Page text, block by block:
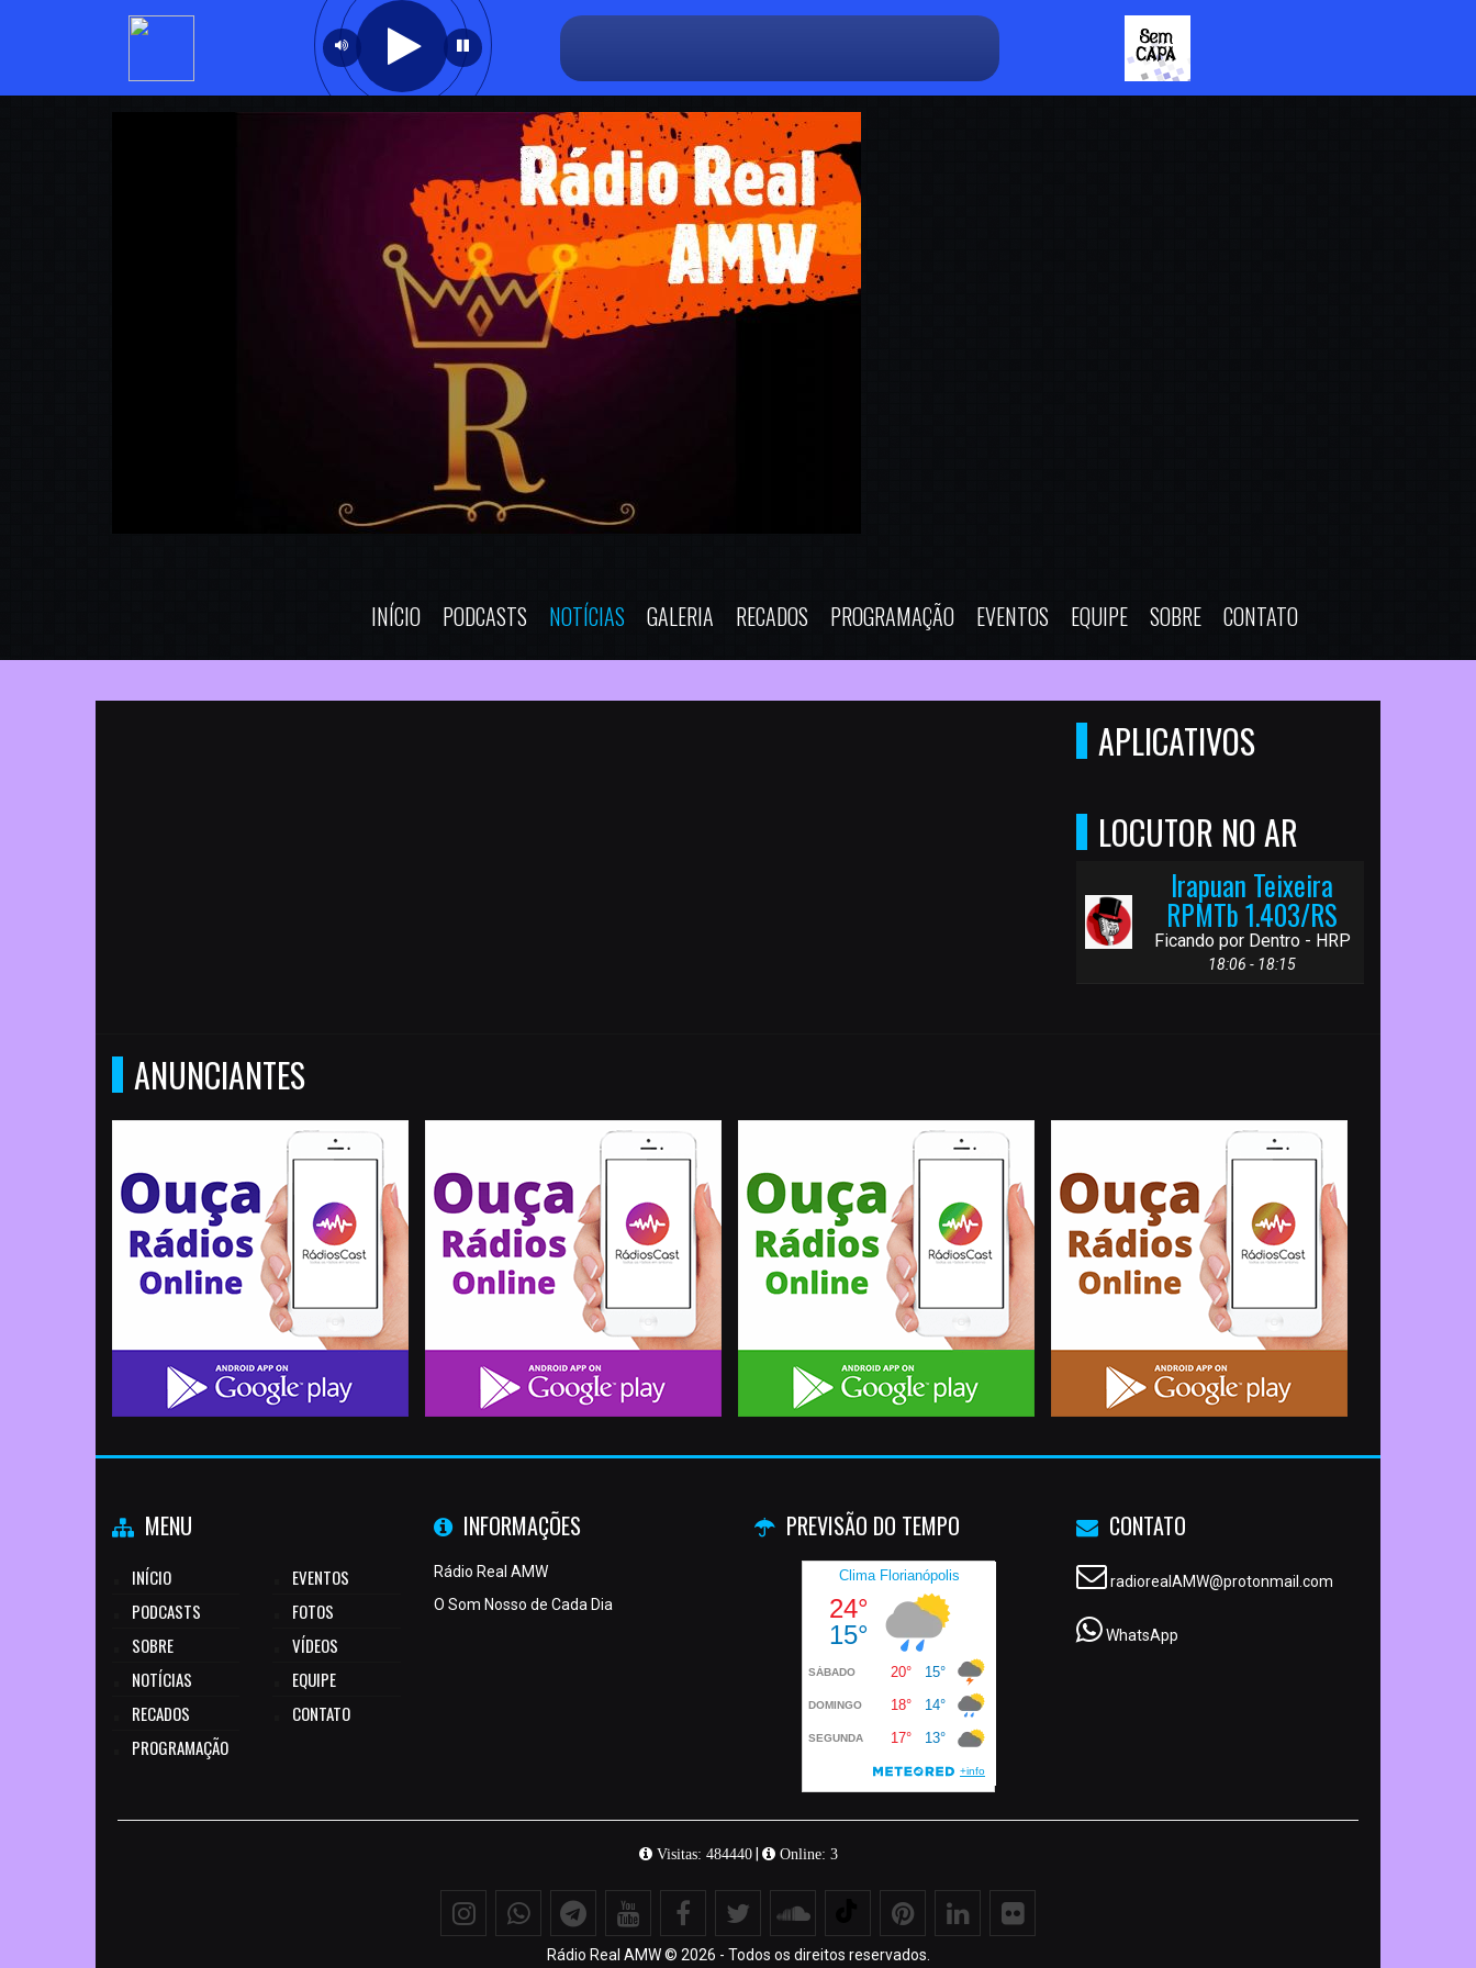
INÍCIO PODCASTS NOTÍCIAS GALERIA RECADOS PROGRAMAÇÃO EVENTOS EQUIPE SOBRE CONTATO
APLICATIVOS
LOCUTOR NO AR
Irapuan Teixeira
RPMTb 1.403/RS
Ficando por Dentro - HRP
18:06 - 18:15
ANUNCIANTES
MENU
INÍCIO
PODCASTS
SOBRE
NOTÍCIAS
RECADOS
PROGRAMAÇÃO
EVENTOS
FOTOS
VÍDEOS
EQUIPE
CONTATO
INFORMAÇÕES
Rádio Real AMW
O Som Nosso de Cada Dia
PREVISÃO DO TEMPO CONTATO
radiorealAMW@protonmail.com
WhatsApp
Visitas: 484440| Online: 3
Rádio Real AMW © 2026 - Todos os direitos reservados.